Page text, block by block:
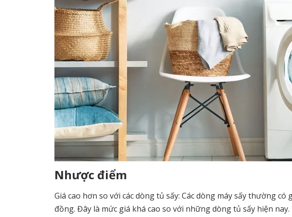
Nhược điểm
Giá cao hơn so với các dòng tủ sấy: Các dòng máy sấy thường
đồng. Đây là mức giá khá cao so với những dòng tủ sấy hiện nay.